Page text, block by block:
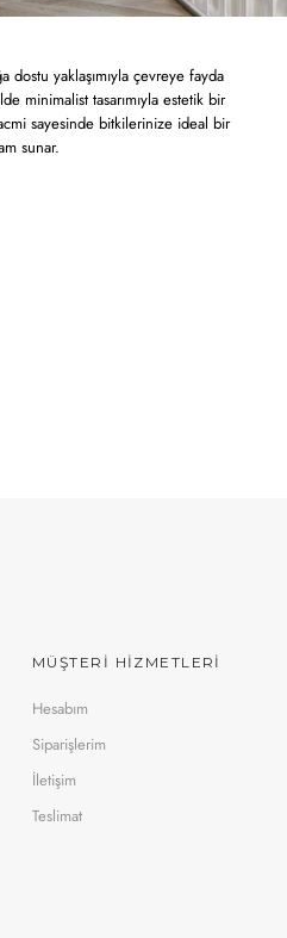
dostu yaklaşımıyla çevreye fayda
minimalist tasarımıyla estetik bir
sayesinde bitkilerinize ideal bir
sunar.
MÜŞTERİ HİZMETLERİ
Hesabım
Siparişlerim
İletişim
Teslimat